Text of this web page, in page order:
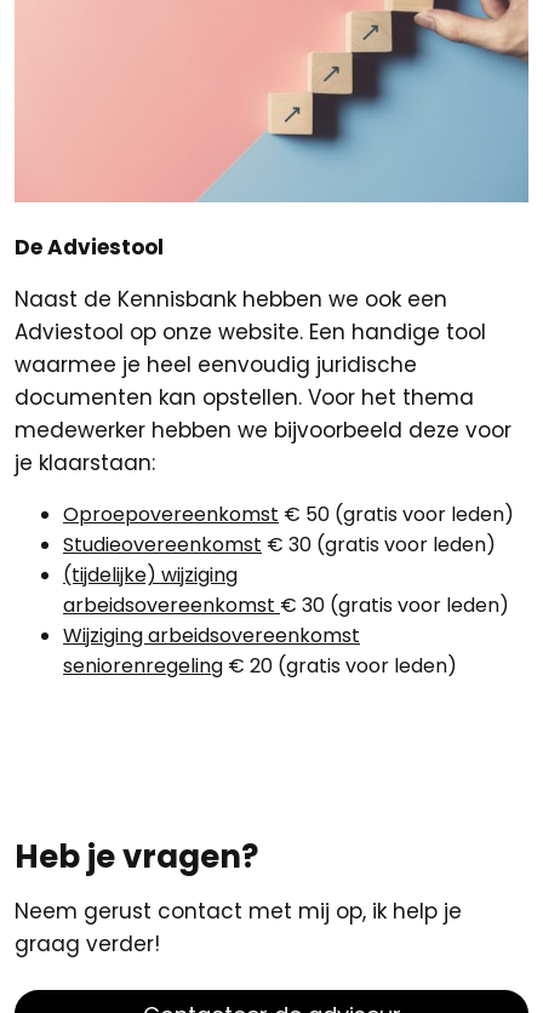
De Adviestool
Naast de Kennisbank hebben we ook een
Adviestool op onze website. Een handige tool
waarmee je heel eenvoudig juridische
documenten kan opstellen. Voor het thema
medewerker hebben we bijvoorbeeld deze voor
je klaarstaan:
Oproepovereenkomst € 50 (gratis voor leden)
Studieovereenkomst € 30 (gratis voor leden)
(tijdelijke) wijziging
arbeidsovereenkomst € 30 (gratis voor leden)
Wijziging arbeidsovereenkomst
seniorenregeling € 20 (gratis voor leden)
Heb je vragen?
Neem gerust contact met mij op, ik help je
graag verder!